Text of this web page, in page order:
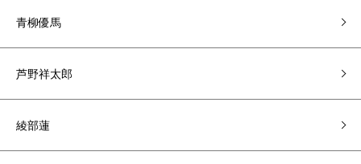
青柳優馬
芦野祥太郎
綾部蓮